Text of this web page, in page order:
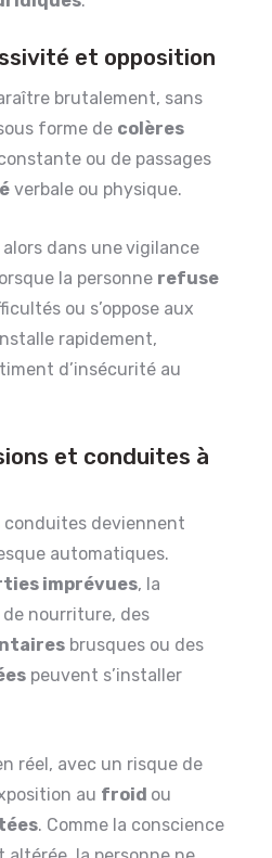
et opposition
brutalement, sans
forme de colères
ou de passages
verbale ou physique.
dans unevigilance
la personne refuse
ou s’oppose aux
rapidement,
d’insécurité au
et conduites à
conduites deviennent
automatiques.
imprévues, la
nourriture, des
brusques ou des
peuvent s’installer
réel, avec un risque de
au froid ou
. Comme la conscience